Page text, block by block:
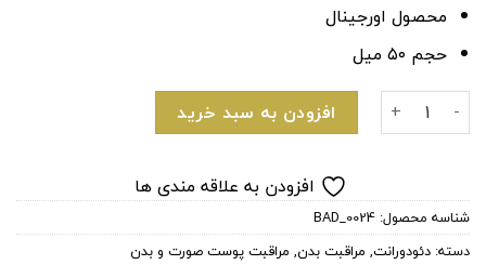
محصول اورجینال
حجم ۵۰ میل
زیر بغل برند داو مدل قارچی اورجینال Dove Original deodorant cream عدد
افزودن به سبد خرید
افزودن به علاقه مندی ها
شناسه محصول: BAD_0024
دسته: دئودورانت, مراقبت بدن, مراقبت پوست صورت و بدن